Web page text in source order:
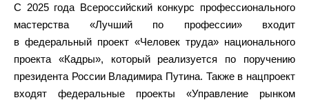
С 2025 года Всероссийский конкурс профессионального
мастерства «Лучший по профессии» входит
в федеральный проект «Человек труда» национального
проекта «Кадры», который реализуется по поручению
президента России Владимира Путина. Также в нацпроект
входят федеральные проекты «Управление рынком